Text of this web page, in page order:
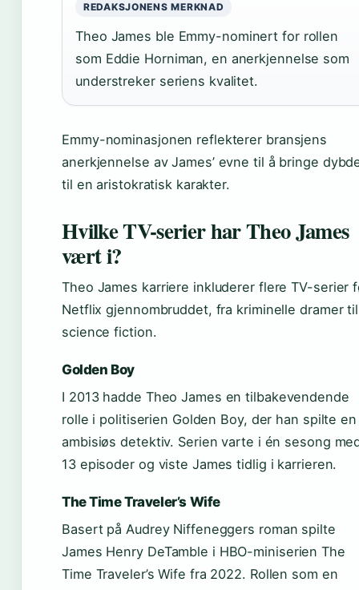
REDAKSJONENS MERKNAD
Theo James ble Emmy-nominert for rollen
som Eddie Horniman, en anerkjennelse som
understreker seriens kvalitet.
Emmy-nominasjonen reflekterer bransjens
anerkjennelse av James’ evne til å bringe
til en aristokratisk karakter.
Hvilke TV-serier har Theo James
vært i?
Theo James karriere inkluderer flere TV-serier
Netflix gjennombruddet, fra kriminelle dramer til
science fiction.
Golden Boy
I 2013 hadde Theo James en tilbakevendende
rolle i politiserien Golden Boy, der han spilte en
ambisiøs detektiv. Serien varte i én sesong
13 episoder og viste James tidlig i karrieren.
The Time Traveler’s Wife
Basert på Audrey Niffeneggers roman spilte
James Henry DeTamble i HBO-miniserien The
Time Traveler’s Wife fra 2022. Rollen som en